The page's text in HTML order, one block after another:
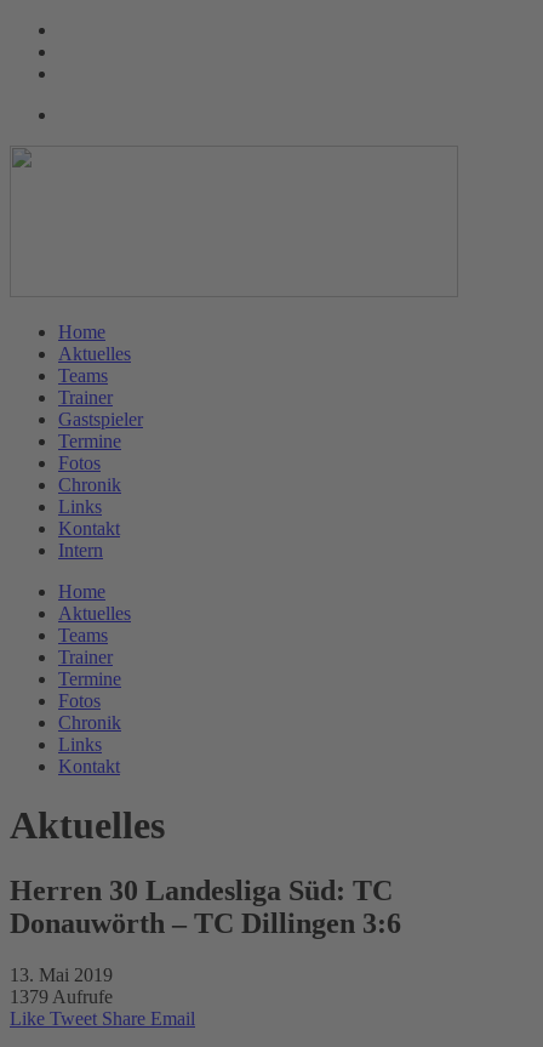
Home
Aktuelles
Teams
Trainer
Gastspieler
Termine
Fotos
Chronik
Links
Kontakt
Intern
Home
Aktuelles
Teams
Trainer
Termine
Fotos
Chronik
Links
Kontakt
Aktuelles
Herren 30 Landesliga Süd: TC
Donauwörth – TC Dillingen 3:6
13. Mai 2019
1379 Aufrufe
Like Tweet Share Email